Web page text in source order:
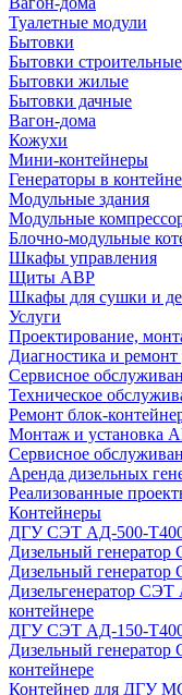
Туалетные модули
Бытовки
Бытовки строительные
Бытовки жилые
Бытовки дачные
Вагон-дома
Кожухи
Мини-контейнеры
Генераторы в
Модульные здания
Модульные
Блочно-модульные
Шкафы управления
Щиты АВР
Шкафы для сушки и
Услуги
Проектирование,
Диагностика и
Сервисное
Техническое
Ремонт блок-
Монтаж и установка
Сервисное
Аренда дизельных
Реализованные
Контейнеры
ДГУ СЭТ АД-500-Т400
Дизельный
Дизельный
Дизельгенератор
контейнере
ДГУ СЭТ АД-150-Т400
Дизельный
контейнере
Контейнер для ДГУ